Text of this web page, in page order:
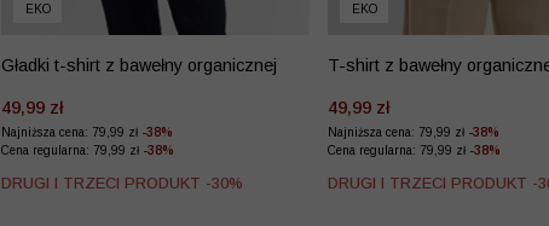
EKO
Gładki t-shirt z bawełny organicznej
49,99 zł
Najniższa cena: 79,99 zł -38%
Cena regularna: 79,99 zł -38%
DRUGI I TRZECI PRODUKT -30%
EKO
T-shirt z bawełny
49,99 zł
Najniższa cena: 79,99 zł -38%
Cena regularna: 79,99 zł -38%
DRUGI I TRZECI PRODUKT -